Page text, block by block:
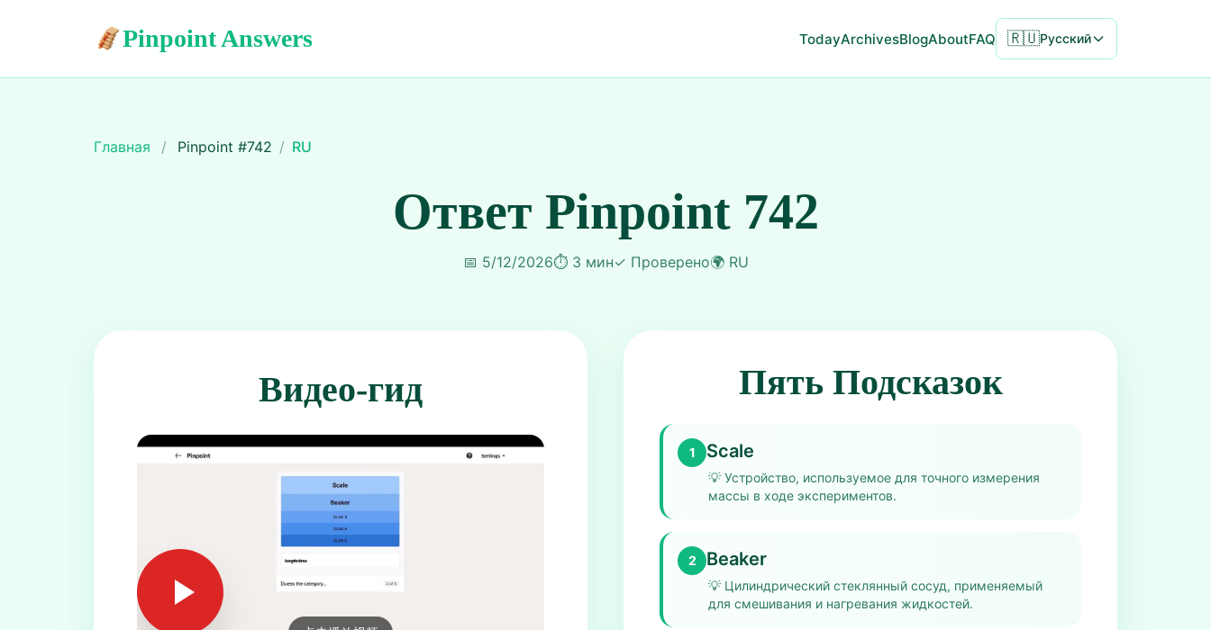
Pinpoint Answers TodayArchivesBlogAboutFAQ 🇷🇺Русский
Главная / Pinpoint #742 / RU
Ответ Pinpoint 742
📅 5/12/2026⏱️ 3 мин✓ Проверено🌍 RU
Видео-гид Пять Подсказок
1 Scale
💡 Устройство, используемое для точного измерения
массы в ходе экспериментов.
2 Beaker
💡 Цилиндрический стеклянный сосуд, применяемый
для смешивания и нагревания жидкостей.